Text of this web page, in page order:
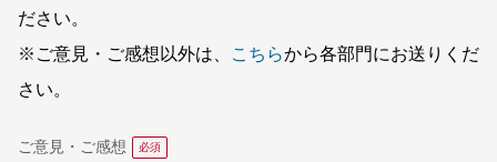
ださい。
※ご意見・ご感想以外は、
こちらから各部門にお送りくだ
さい。
ご意見・ご感想